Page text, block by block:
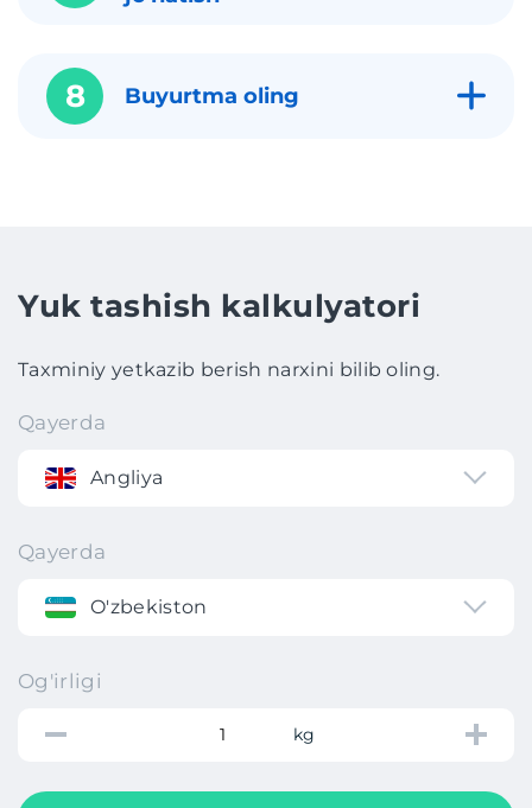
8 Buyurtma oling
Yuk tashish kalkulyatori
Taxminiy yetkazib berish narxini bilib oling.
Qayerda
Angliya
Qayerda
O'zbekiston
Og'irligi
kg